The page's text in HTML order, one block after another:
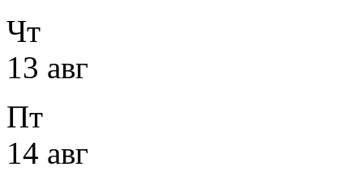
Чт
13 авг
Пт
14 авг